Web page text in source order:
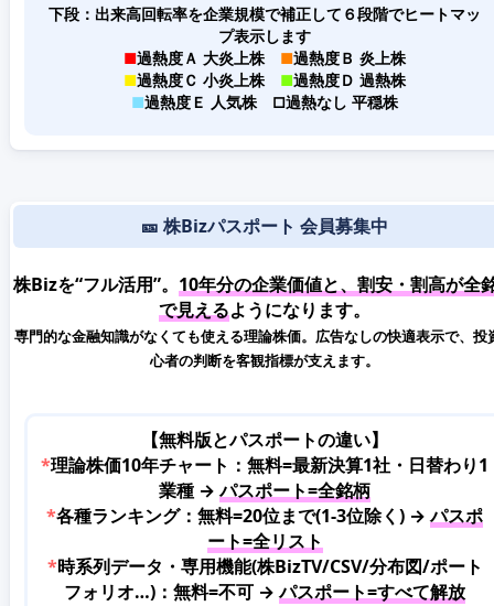
下段：出来高回転率を企業規模で補正して６段階でヒートマッ
プ表示します
■過熱度Ａ 大炎上株 ■過熱度Ｂ 炎上株
■過熱度Ｃ 小炎上株 ■過熱度Ｄ 過熱株
■過熱度Ｅ 人気株 □過熱なし 平穏株
🎫 株Bizパスポート 会員募集中
株Bizを“フル活用”。 10年分の企業価値と、割安・割高が全
で見えるようになります。
専門的な金融知識がなくても使える理論株価。広告なしの快適表示で、投
心者の判断を客観指標が支えます。
【無料版とパスポートの違い】
*理論株価10年チャート：無料=最新決算1社・日替わり1
業種 →パスポート=全銘柄
*各種ランキング：無料=20位まで(1-3位除く) →パスポ
ート=全リスト
*時系列データ・専用機能(株BizTV/CSV/分布図/ポート
フォリオ…)：無料=不可 →パスポート=すべて解放